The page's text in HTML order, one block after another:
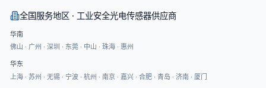
全国服务地区 · 工业安全光电传感器供应商
华南
佛山 · 广州 · 深圳 · 东莞· 中山 · 珠海· 惠州
华东
上海· 苏州 · 无锡· 宁波· 杭州 · 南京· 嘉兴· 合肥· 青岛 · 济南· 厦门